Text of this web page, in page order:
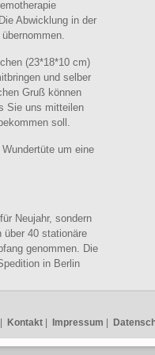
Abwicklung in der
(23*18*10 cm)
und selber
Gruß können
Sie uns mitteilen
soll.
um eine
Neujahr, sondern
über 40 stationäre
genommen. Die
in Berlin
Kontakt| Impressum